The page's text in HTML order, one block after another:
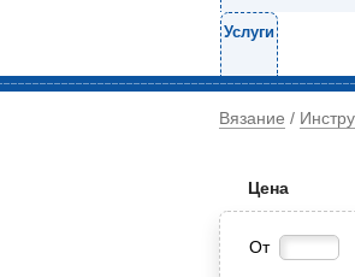
Услуги
Вязание /
Цена
От